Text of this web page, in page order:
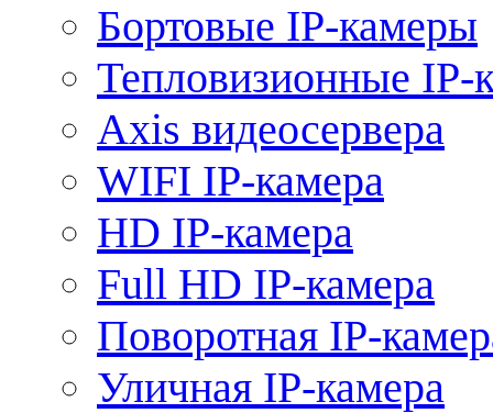
Бортовые IP-камеры
Тепловизионные IP-
Axis видеосервера
WIFI IP-камера
HD IP-камера
Full HD IP-камера
Поворотная IP-
Уличная IP-камера